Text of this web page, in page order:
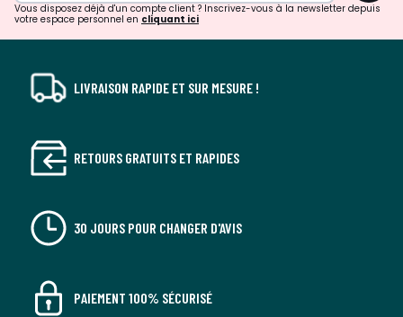
Vous disposez déjà d'un compte client ? Inscrivez-vous à la newsletter depuis
votre espace personnel en cliquant ici
LIVRAISON RAPIDE ET SUR MESURE !
RETOURS GRATUITS ET RAPIDES
30 JOURS POUR CHANGER D'AVIS
PAIEMENT 100% SÉCURISÉ